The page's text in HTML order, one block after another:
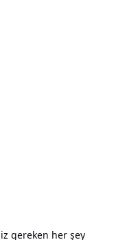
gereken her şey